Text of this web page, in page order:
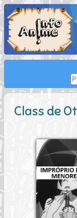
Class de